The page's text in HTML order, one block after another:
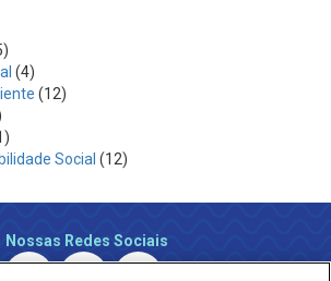
(4)
(12)
Social (12)
Nossas Redes Sociais